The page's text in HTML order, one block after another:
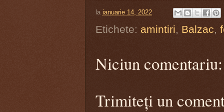
la ianuarie 14, 2022
Etichete: amintiri, Balzac,
Niciun comentariu:
Trimiteți un